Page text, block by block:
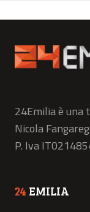
24Emilia è una
Nicola
P. Iva
24 EMILIA